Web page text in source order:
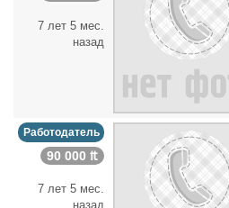
7 лет 5 мес.
назад
Работодатель
90 000 ₶
7 лет 5 мес.
назад